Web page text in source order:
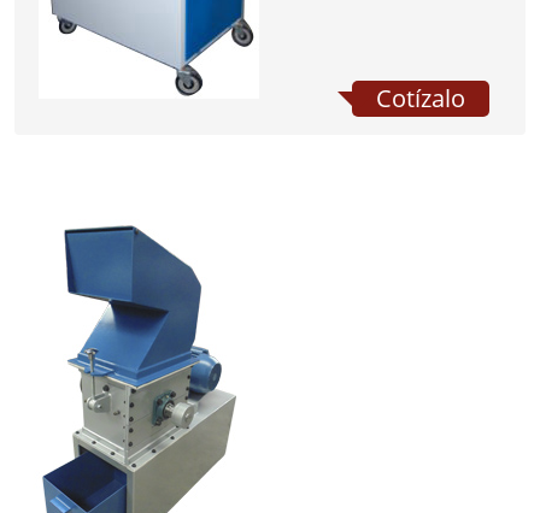
Cotízalo